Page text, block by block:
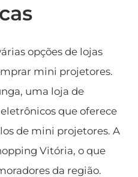
opções de lojas
mini projetores.
uma loja de
que oferece
de mini projetores. A
Vitória, o que
da região.